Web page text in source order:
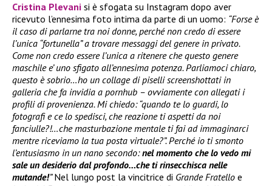
Cristina Plevani si è sfogata su Instagram dopo aver
ricevuto l’ennesima foto intima da parte di un uomo: “Forse è
il caso di parlarne tra noi donne, perché non credo di essere
l’unica “fortunella” a trovare messaggi del genere in privato.
Come non credo essere l’unica a ritenere che questo genere
maschile e’ uno sfigato all’ennesima potenza. Parliamoci chiaro,
questo è sobrio…ho un collage di piselli screenshottati in
galleria che fa invidia a pornhub – ovviamente con allegati i
profili di provenienza. Mi chiedo: “quando te lo guardi, lo
fotografi e ce lo spedisci, che reazione ti aspetti da noi
fanciulle?!…che masturbazione mentale ti fai ad immaginarci
mentre riceviamo la tua posta virtuale?”. Perché io ti smonto
l’entusiasmo in un nano secondo:nel momento che lo vedo mi
sale un desiderio dal profondo…che ti rinsecchisca nelle
mutande!”Nel lungo post la vincitrice di Grande Fratello e